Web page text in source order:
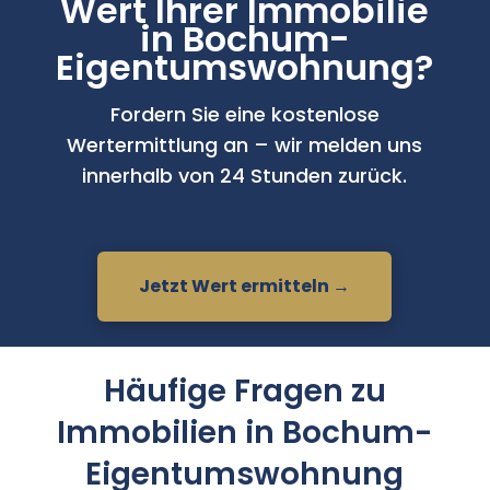
Wert Ihrer Immobilie
in Bochum-
Eigentumswohnung?
Fordern Sie eine kostenlose
Wertermittlung an – wir melden uns
innerhalb von 24 Stunden zurück.
Jetzt Wert ermitteln →
Häufige Fragen zu
Immobilien in Bochum-
Eigentumswohnung